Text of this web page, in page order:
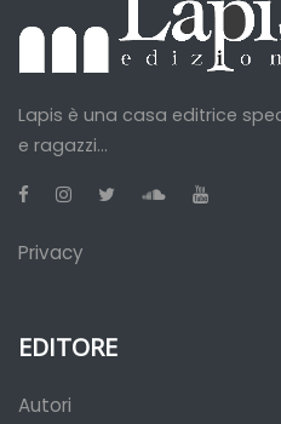
Lapis è una casa editrice
e ragazzi...
Privacy
EDITORE
Autori